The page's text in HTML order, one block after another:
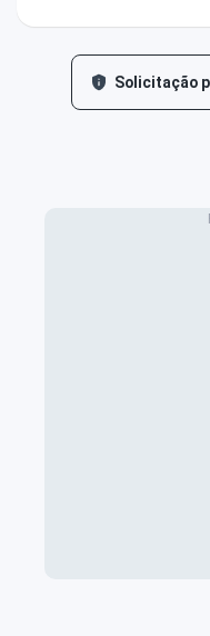
Solicitação